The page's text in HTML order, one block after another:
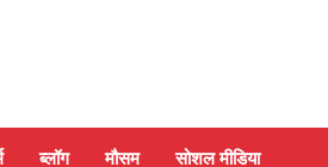
ब्लॉग मौसम सोशल मीडिया